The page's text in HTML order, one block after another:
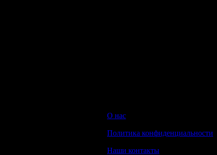
О нас
Политика конфиденциальности
Наши контакты